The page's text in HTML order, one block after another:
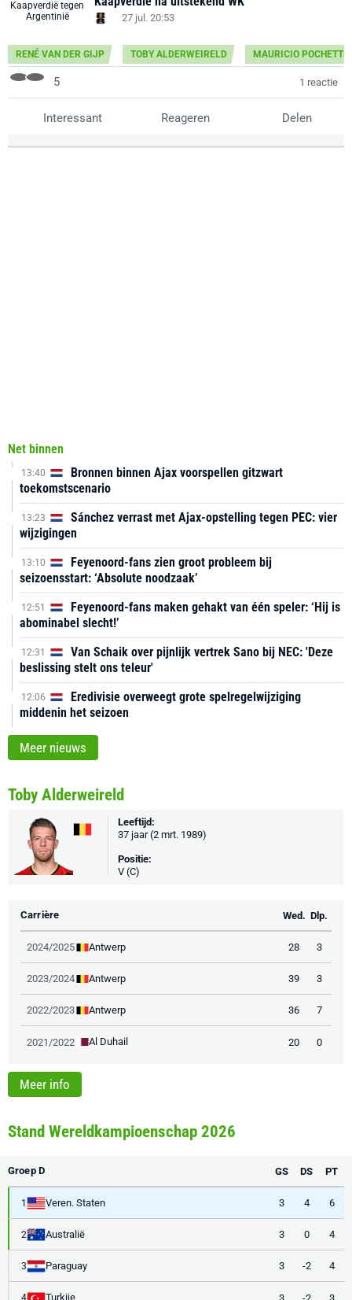
27 jul. 20:53
RENÉ VAN DER GIJP TOBY ALDERWEIRELD MAURICIO
5 1 reactie
Interessant Reageren Delen
Net binnen
13:40
Bronnen binnen Ajax voorspellen gitzwart
toekomstscenario
13:23
Sánchez verrast met Ajax-opstelling tegen PEC: vier
wijzigingen
13:10
Feyenoord-fans zien groot probleem bij
seizoensstart: ‘Absolute noodzaak’
12:51
Feyenoord-fans maken gehakt van één speler: ‘Hij is
abominabel slecht!’
12:31
Van Schaik over pijnlijk vertrek Sano bij NEC: 'Deze
beslissing stelt ons teleur'
12:06
Eredivisie overweegt grote spelregelwijziging
middenin het seizoen
Meer nieuws
Toby Alderweireld
Leeftijd:
37 jaar (2 mrt. 1989)
Positie:
V (C)
Carrière Wed. Dlp.
2024/2025 Antwerp 28 3
2023/2024 Antwerp 39 3
2022/2023 Antwerp 36 7
2021/2022 Al Duhail 20 0
Meer info
Stand Wereldkampioenschap 2026
Groep D GS DS PT
1 Veren. Staten 3 4 6
2 Australië 3 0 4
3 Paraguay 3 -2 4
4 Turkije 3 -2 3